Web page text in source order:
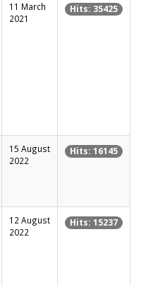
11 March
2021
Hits: 35425
15 August
2022
Hits: 16145
12 August
2022
Hits: 15237